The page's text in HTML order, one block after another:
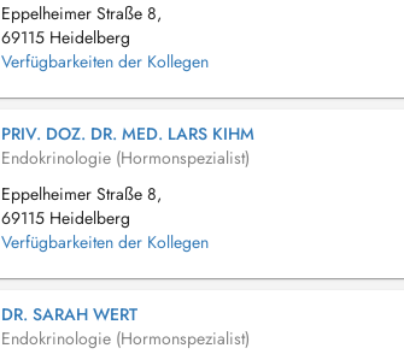
Eppelheimer Straße 8,
69115 Heidelberg
Verfügbarkeiten der Kollegen
PRIV. DOZ. DR. MED. LARS KIHM
Endokrinologie (Hormonspezialist)
Eppelheimer Straße 8,
69115 Heidelberg
Verfügbarkeiten der Kollegen
DR. SARAH WERT
Endokrinologie (Hormonspezialist)